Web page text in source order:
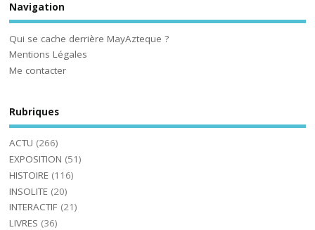
Navigation
Qui se cache derrière MayAzteque ?
Mentions Légales
Me contacter
Rubriques
ACTU (266)
EXPOSITION (51)
HISTOIRE (116)
INSOLITE (20)
INTERACTIF (21)
LIVRES (36)